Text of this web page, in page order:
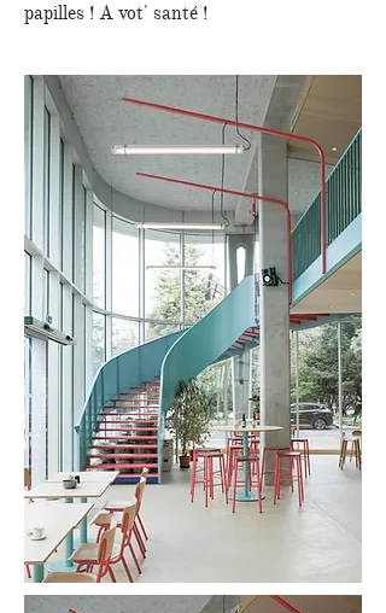
papilles ! A vot' santé !